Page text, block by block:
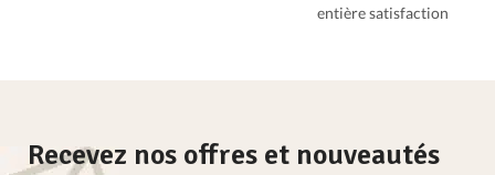
entière satisfaction
Recevez nos offres et nouveautés